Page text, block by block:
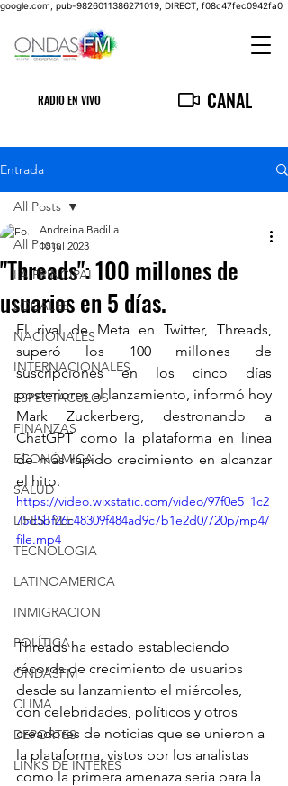
google.com, pub-9826011386271019, DIRECT, f08c47fec0942fa0
RADIO EN VIVO CANAL
Entrada
All Posts
LA PRINCIPAL
LOCALES
NACIONALES
INTERNACIONALES
ESPECTACULOS
FINANZAS
ECONÓMICA
SALUD
LIFESTYLE
TECNOLOGIA
LATINOAMERICA
INMIGRACION
POLÍTICA
ONDASFM
CLIMA
DEPORTES
LINKS DE INTERES
All Posts
"Threads": 100 millones de
usuarios en 5 días.
Andreina Badilla
10 jul 2023
El rival de Meta en Twitter, Threads,
superó los 100 millones de
suscripciones en los cinco días
posteriores al lanzamiento, informó hoy
Mark Zuckerberg, destronando a
ChatGPT como la plataforma en línea
de más rápido crecimiento en alcanzar
el hito.
https://video.wixstatic.com/video/97f0e5_1c2
75d5bf26c48309f484ad9c7b1e2d0/720p/mp4/
file.mp4
Threads ha estado estableciendo
récords de crecimiento de usuarios
desde su lanzamiento el miércoles,
con celebridades, políticos y otros
creadores de noticias que se unieron a
la plataforma, vistos por los analistas
como la primera amenaza seria para la